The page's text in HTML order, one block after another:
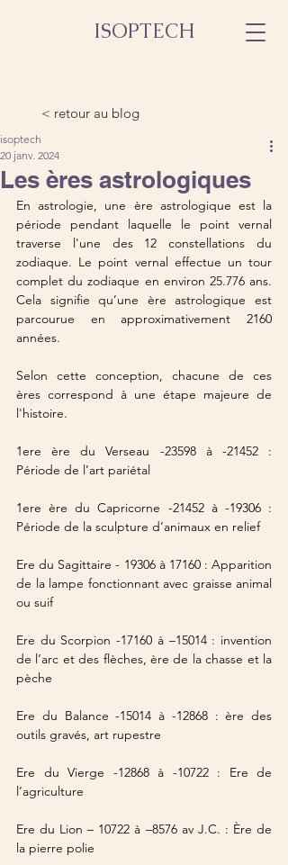
ISOPTECH
< retour au blog
Les ères astrologiques
isoptech
20 janv. 2024
En astrologie, une ère astrologique est la
période pendant laquelle le point vernal
traverse l'une des 12 constellations du
zodiaque. Le point vernal effectue un tour
complet du zodiaque en environ 25.776 ans.
Cela signifie qu’une ère astrologique est
parcourue en approximativement 2160
années.
Selon cette conception, chacune de ces
ères correspond à une étape majeure de
l'histoire.
1ere ère du Verseau -23598 à -21452 :
Période de l’art pariétal
1ere ère du Capricorne -21452 à -19306 :
Période de la sculpture d’animaux en relief
Ere du Sagittaire - 19306 à 17160 : Apparition
de la lampe fonctionnant avec graisse animal
ou suif
Ere du Scorpion -17160 à –15014 : invention
de l’arc et des flèches, ère de la chasse et la
pèche
Ere du Balance -15014 à -12868 : ère des
outils gravés, art rupestre
Ere du Vierge -12868 à -10722 : Ere de
l’agriculture
Ere du Lion – 10722 à –8576 av J.C. : Ère de
la pierre polie